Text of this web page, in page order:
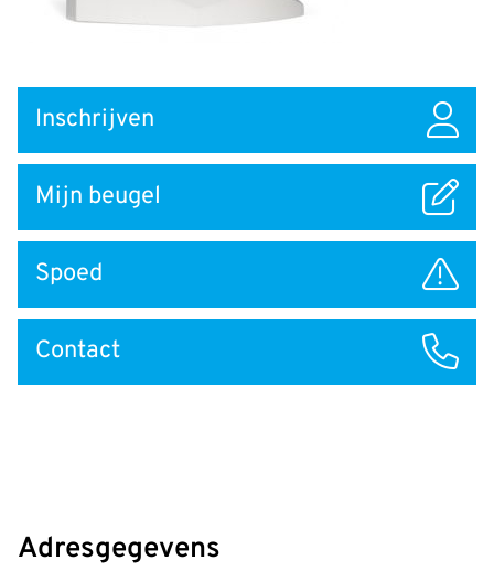
naar
Inschrijven
Mijn beugel
Spoed
Contact
Adresgegevens